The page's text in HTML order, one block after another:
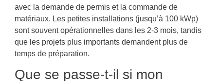
avec la demande de permis et la commande de
matériaux. Les petites installations (jusqu’à 100 kWp)
sont souvent opérationnelles dans les 2-3 mois, tandis
que les projets plus importants demandent plus de
temps de préparation.
Que se passe-t-il si mon